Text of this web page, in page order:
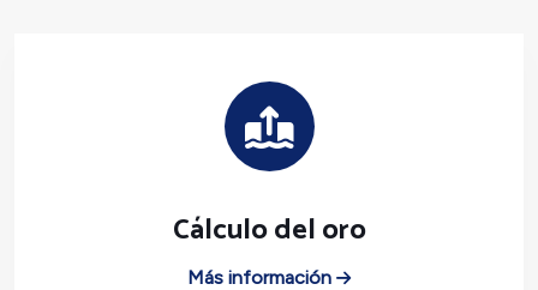
Cálculo del oro
Más información